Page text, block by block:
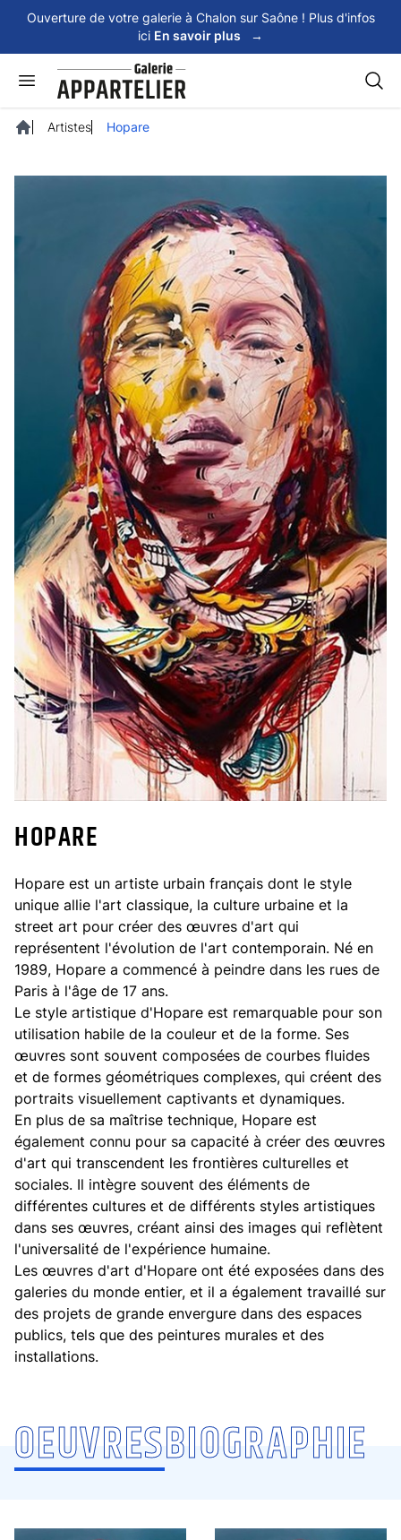
Ouverture de votre galerie à Chalon sur Saône ! Plus d'infos
ici En savoir plus →
Artistes Hopare
HOPARE
Hopare est un artiste urbain français dont le style
unique allie l'art classique, la culture urbaine et la
street art pour créer des œuvres d'art qui
représentent l'évolution de l'art contemporain. Né en
1989, Hopare a commencé à peindre dans les rues de
Paris à l'âge de 17 ans.
Le style artistique d'Hopare est remarquable pour son
utilisation habile de la couleur et de la forme. Ses
œuvres sont souvent composées de courbes fluides
et de formes géométriques complexes, qui créent des
portraits visuellement captivants et dynamiques.
En plus de sa maîtrise technique, Hopare est
également connu pour sa capacité à créer des œuvres
d'art qui transcendent les frontières culturelles et
sociales. Il intègre souvent des éléments de
différentes cultures et de différents styles artistiques
dans ses œuvres, créant ainsi des images qui reflètent
l'universalité de l'expérience humaine.
Les œuvres d'art d'Hopare ont été exposées dans des
galeries du monde entier, et il a également travaillé sur
des projets de grande envergure dans des espaces
publics, tels que des peintures murales et des
installations.
OEUVRES
HOPARE
BIOGRAPHIE
Panneau de gestion des cookies